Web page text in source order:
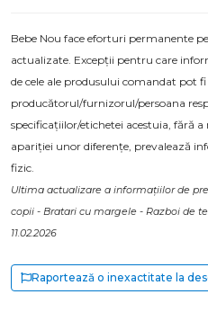
Bebe Nou face eforturi permanente
actualizate. Excepții pentru care
de cele ale produsului comandat pot fi
producătorul/furnizorul/persoana
specificațiilor/etichetei acestuia, fără
apariției unor diferențe, prevalează
fizic.
Ultima actualizare a informațiilor de
copii - Bratari cu margele - Razboi de
11.02.2026
Raportează o inexactitate la